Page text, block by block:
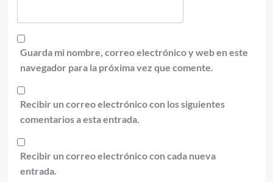
Guarda mi nombre, correo electrónico y web en este
navegador para la próxima vez que comente.
Recibir un correo electrónico con los siguientes
comentarios a esta entrada.
Recibir un correo electrónico con cada nueva
entrada.